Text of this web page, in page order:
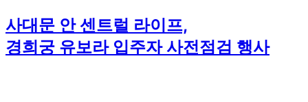
사대문 안 센트럴 라이프,
경희궁 유보라 입주자 사전점검 행사